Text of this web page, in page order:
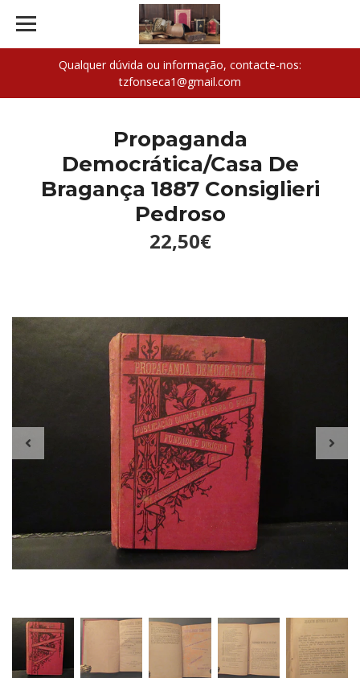
Qualquer dúvida ou informação, contacte-nos:
tzfonseca1@gmail.com
Propaganda
Democrática/Casa De
Bragança 1887 Consiglieri
Pedroso
22,50€